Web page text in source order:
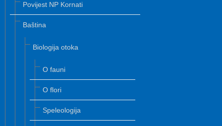
Povijest NP Kornati
Baština
Biologija otoka
O fauni
O flori
Speleologija